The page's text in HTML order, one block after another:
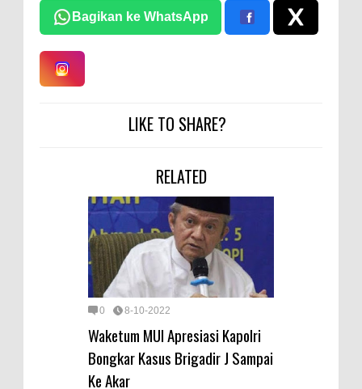
Bagikan ke WhatsApp
LIKE TO SHARE?
RELATED
0 8-10-2022
Waketum MUI Apresiasi Kapolri
Bongkar Kasus Brigadir J Sampai
Ke Akar